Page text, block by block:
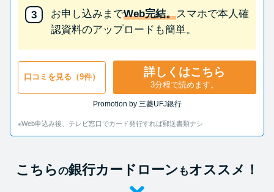
お申し込みまでWeb完結。スマホで本人確
認資料のアップロードも簡単。
口コミを見る（9件） 詳しくはこちら
3分程で読めます。
Promotion by 三菱UFJ銀行
※Web申込み後、テレビ窓口でカード発行すれば郵送書類ナシ
こちらの銀行カードローン もオススメ！